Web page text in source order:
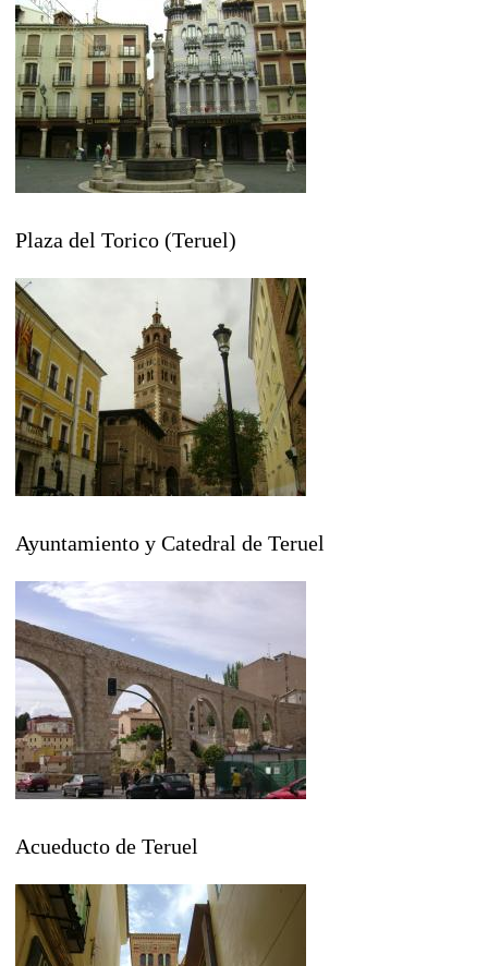
Plaza del Torico (Teruel)
Ayuntamiento y Catedral de Teruel
Acueducto de Teruel